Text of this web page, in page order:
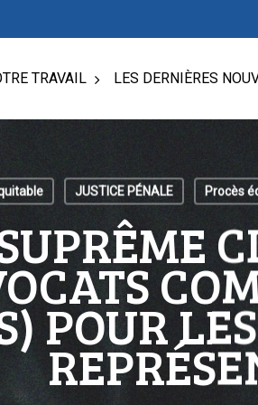
TRAVAIL LES DERNIÈRES
JUSTICE PÉNALE Procès
POUR